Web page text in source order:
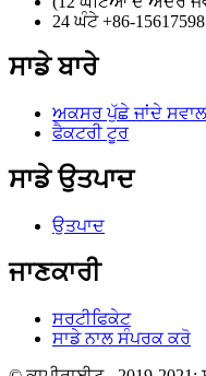
24 ਘੰਟੇ +86-
ਸਾਡੇ ਬਾਰੇ
ਅਕਸਰ ਪੁੱਛੇ ਜਾਂਦੇ ਸਵਾਲ
ਫੈਕਟਰੀ ਟੂਰ
ਸਾਡੇ ਉਤਪਾਦ
ਉਤਪਾਦ
ਜਾਣਕਾਰੀ
ਸਰਟੀਫਿਕੇਟ
ਸਾਡੇ ਨਾਲ ਸੰਪਰਕ ਕਰੋ